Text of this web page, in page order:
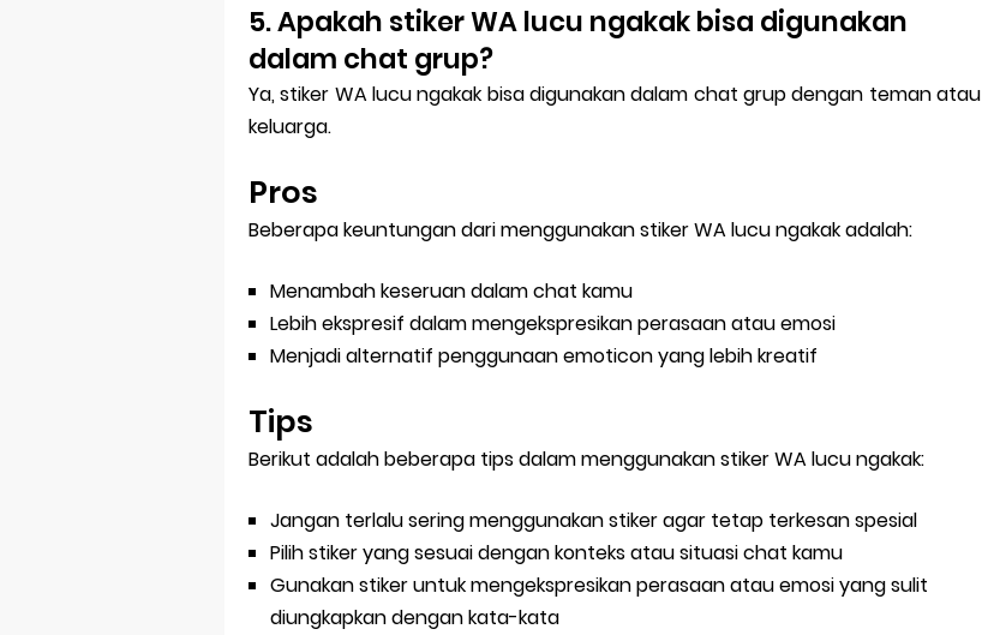
5. Apakah stiker WA lucu ngakak bisa digunakan
dalam chat grup?
Ya, stiker WA lucu ngakak bisa digunakan dalam chat grup dengan teman atau
keluarga.
Pros
Beberapa keuntungan dari menggunakan stiker WA lucu ngakak adalah:
Menambah keseruan dalam chat kamu
Lebih ekspresif dalam mengekspresikan perasaan atau emosi
Menjadi alternatif penggunaan emoticon yang lebih kreatif
Tips
Berikut adalah beberapa tips dalam menggunakan stiker WA lucu ngakak:
Jangan terlalu sering menggunakan stiker agar tetap terkesan spesial
Pilih stiker yang sesuai dengan konteks atau situasi chat kamu
Gunakan stiker untuk mengekspresikan perasaan atau emosi yang sulit
diungkapkan dengan kata-kata